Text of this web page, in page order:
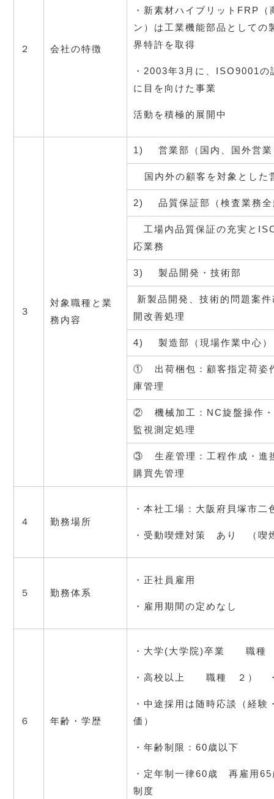
２ 会社の特徴
・新素材ハイブリットFRP
ン）は工業機能部品としての
界特許を取得
・2003年3月に、ISO9001の
に目を向けた事業
活動を積極的展開中
３
対象職種と業
務内容
1)    営業部（国内、国外営
国内外の顧客を対象とした
2)    品質保証部（検査業務
工場内品質保証の充実と
応業務
3)    製品開発・技術部
新製品開発、技術的問題案
開改善処理
4)    製造部（現場作業中心）
①   出荷梱包：顧客指定荷姿
庫管理
②   機械加工：NC旋盤操作
監視測定処理
③   生産管理：工程作成・進
購買先管理
４ 勤務場所
・本社工場：大阪府貝塚市二
・受動喫煙対策　あり　（喫
５ 勤務体系
・正社員雇用
・雇用期間の定めなし
６ 年齢・学歴
・大学(大学院)卒業　　職種
・高校以上　　職種　２）　
・中途採用は随時応談（経験
価）
・年齢制限：60歳以下
・定年制一律60歳　再雇用
制度